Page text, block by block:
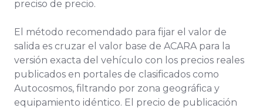
preciso de precio.
El método recomendado para fijar el valor de
salida es cruzar el valor base de ACARA para la
versión exacta del vehículo con los precios reales
publicados en portales de clasificados como
Autocosmos, filtrando por zona geográfica y
equipamiento idéntico. El precio de publicación